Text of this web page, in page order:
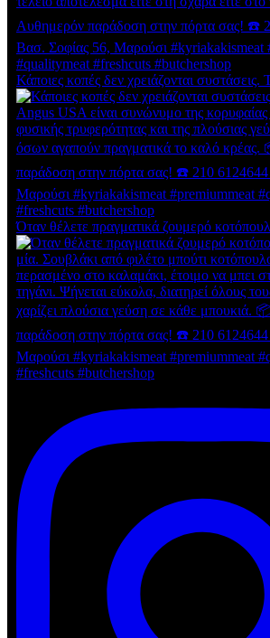
Κάποιες κοπές δεν χρειάζονται συστάσεις.
Όταν θέλετε πραγματικά ζουμερό